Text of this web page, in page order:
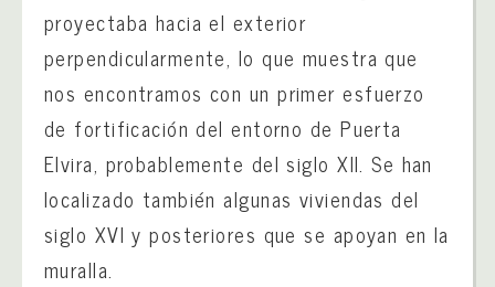
proyectaba hacia el exterior
perpendicularmente, lo que muestra que
nos encontramos con un primer esfuerzo
de fortificación del entorno de Puerta
Elvira, probablemente del siglo XII. Se han
localizado también algunas viviendas del
siglo XVI y posteriores que se apoyan en la
muralla.